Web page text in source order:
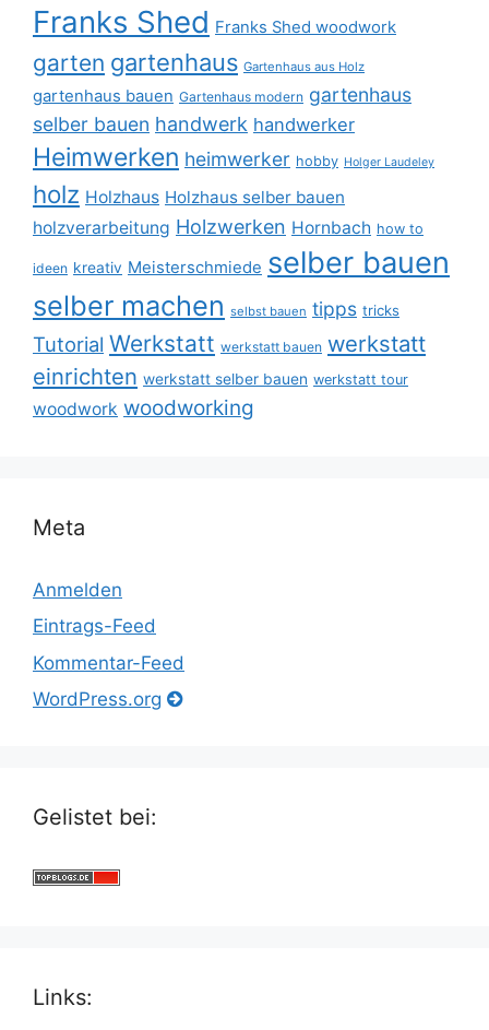
Franks Shed Franks Shed woodwork
garten gartenhaus Gartenhaus aus Holz
gartenhaus bauen Gartenhaus modern gartenhaus
selber bauen handwerk handwerker
Heimwerken heimwerker hobby Holger Laudeley
holz Holzhaus Holzhaus selber bauen
holzverarbeitung Holzwerken Hornbach how to
ideen kreativ Meisterschmiede selber bauen
selber machen selbst bauen tipps tricks
Tutorial Werkstatt werkstatt bauen werkstatt
einrichten werkstatt selber bauen werkstatt tour
woodwork woodworking
Meta
Anmelden
Eintrags-Feed
Kommentar-Feed
WordPress.org
Gelistet bei:
Links: